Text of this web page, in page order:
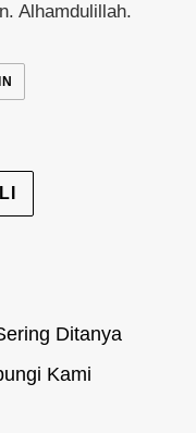
Alhamdulillah.
PINTEREST
Ditanya
Kami